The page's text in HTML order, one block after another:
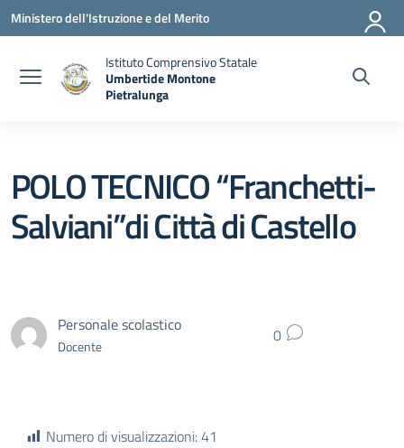
Vai ai contenuti
Vai al menu di navigazione
Vai al footer
Ministero dell'Istruzione e del Merito
Istituto Comprensivo Statale
Umbertide Montone
Pietralunga
POLO TECNICO “Franchetti-
Salviani”di Città di Castello
Personale scolastico
Docente 0
Numero di visualizzazioni:41